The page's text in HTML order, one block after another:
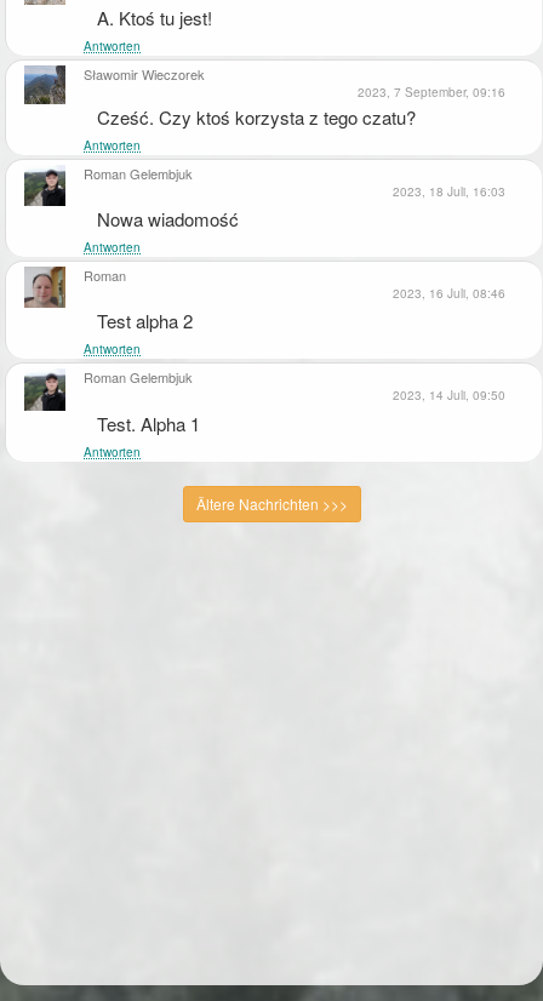
A. Ktoś tu jest!
Antworten
Sławomir Wieczorek
2023, 7 September, 09:16
Cześć. Czy ktoś korzysta z tego czatu?
Antworten
Roman Gelembjuk
2023, 18 Juli, 16:03
Nowa wiadomość
Antworten
Roman
2023, 16 Juli, 08:46
Test alpha 2
Antworten
Roman Gelembjuk
2023, 14 Juli, 09:50
Test. Alpha 1
Antworten
Ältere Nachrichten >>>